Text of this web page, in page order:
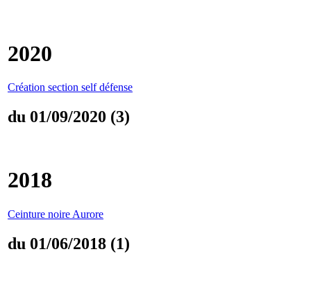
2020
Création section self défense
du 01/09/2020 (3)
2018
Ceinture noire Aurore
du 01/06/2018 (1)